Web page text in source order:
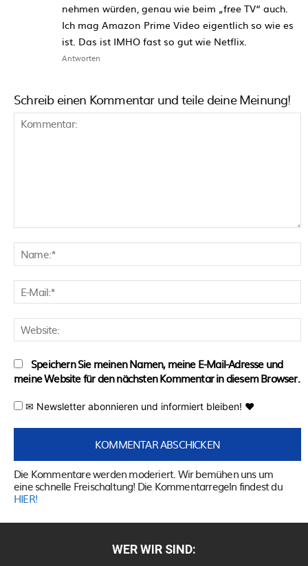
nehmen würden, genau wie beim „free TV“ auch.
Ich mag Amazon Prime Video eigentlich so wie es
ist. Das ist IMHO fast so gut wie Netflix.
Antworten
Schreib einen Kommentar und teile deine Meinung!
Speichern Sie meinen Namen, meine E-Mail-Adresse und
meine Website für den nächsten Kommentar in diesem Browser.
✉ Newsletter abonnieren und informiert bleiben! ♥
Die Kommentare werden moderiert. Wir bemühen uns um
eine schnelle Freischaltung! Die Kommentarregeln findest du
HIER!
WER WIR SIND: